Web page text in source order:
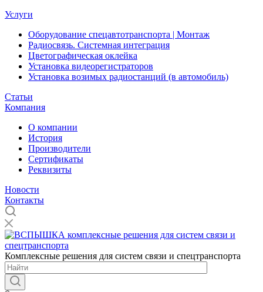
Услуги
Оборудование спецавтотранспорта | Монтаж
Радиосвязь. Системная интеграция
Цветографическая оклейка
Установка видеорегистраторов
Установка возимых радиостанций (в автомобиль)
Статьи
Компания
О компании
История
Производители
Сертификаты
Реквизиты
Новости
Контакты
Комплексные решения для систем связи и спецтранспорта